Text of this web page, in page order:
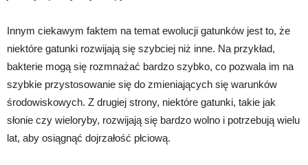
Innym ciekawym faktem na temat ewolucji gatunków jest to, że
niektóre gatunki rozwijają się szybciej niż inne. Na przykład,
bakterie mogą się rozmnażać bardzo szybko, co pozwala im na
szybkie przystosowanie się do zmieniających się warunków
środowiskowych. Z drugiej strony, niektóre gatunki, takie jak
słonie czy wieloryby, rozwijają się bardzo wolno i potrzebują wielu
lat, aby osiągnąć dojrzałość płciową.